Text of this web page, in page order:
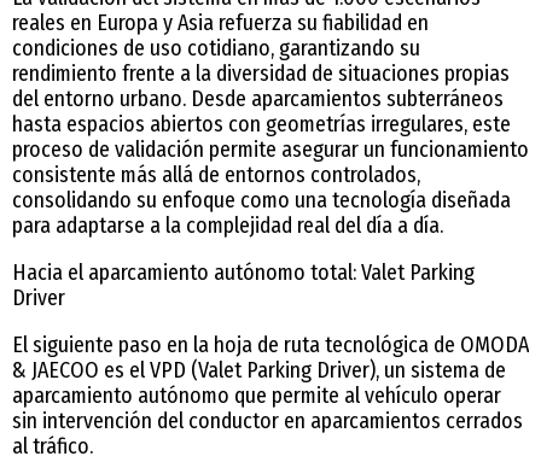
reales en Europa y Asia refuerza su fiabilidad en
condiciones de uso cotidiano, garantizando su
rendimiento frente a la diversidad de situaciones propias
del entorno urbano. Desde aparcamientos subterráneos
hasta espacios abiertos con geometrías irregulares, este
proceso de validación permite asegurar un funcionamiento
consistente más allá de entornos controlados,
consolidando su enfoque como una tecnología diseñada
para adaptarse a la complejidad real del día a día.
Hacia el aparcamiento autónomo total: Valet Parking
Driver
El siguiente paso en la hoja de ruta tecnológica de OMODA
& JAECOO es el VPD (Valet Parking Driver), un sistema de
aparcamiento autónomo que permite al vehículo operar
sin intervención del conductor en aparcamientos cerrados
al tráfico.